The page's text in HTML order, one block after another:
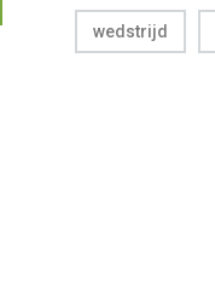
wedstrijd